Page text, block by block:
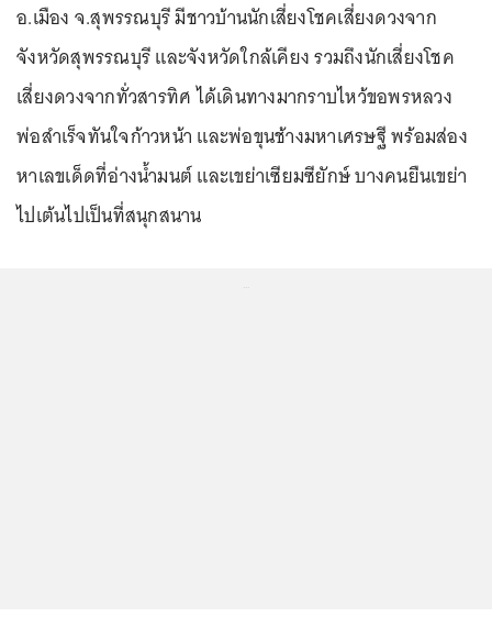
อ.เมือง จ.สุพรรณบุรี มีชาวบ้านนักเสี่ยงโชคเสี่ยงดวงจาก
จังหวัดสุพรรณบุรี และจังหวัดใกล้เคียง รวมถึงนักเสี่ยงโชค
เสี่ยงดวงจากทั่วสารทิศ ได้เดินทางมากราบไหว้ขอพรหลวง
พ่อสำเร็จทันใจก้าวหน้า และพ่อขุนช้างมหาเศรษฐี พร้อมส่อง
หาเลขเด็ดที่อ่างน้ำมนต์ และเขย่าเซียมซียักษ์ บางคนยืนเขย่า
ไปเต้นไปเป็นที่สนุกสนาน